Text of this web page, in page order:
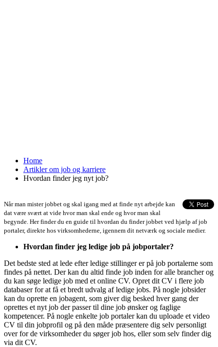
Home
Artikler om job og karriere
Hvordan finder jeg nyt job?
Når man mister jobbet og skal igang med at finde nyt arbejde kan
dat være svært at vide hvor man skal ende og hvor man skal
begynde. Her finder du en guide til hvordan du finder jobbet ved hjælp af job
portaler, direkte hos virksomhederne, igennem dit netværk og sociale medier.
Hvordan finder jeg ledige job på jobportaler?
Det bedste sted at lede efter ledige stillinger er på job portalerne som
findes på nettet. Der kan du altid finde job inden for alle brancher og
du kan søge ledige job med et online CV. Opret dit CV i flere job
databaser for at få et bredt udvalg af ledige jobs. På nogle jobsider
kan du oprette en jobagent, som giver dig besked hver gang der
oprettes et nyt job der passer til dine job ønsker og faglige
kompetencer. På nogle enkelte job portaler kan du uploade et video
CV til din jobprofil og på den måde præsentere dig selv personligt
over for de virksomheder du søger job hos, eller som selv finder dig
via dit CV.